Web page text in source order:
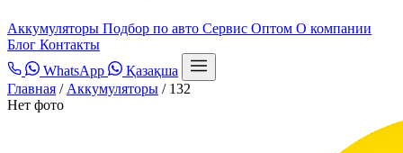
Аккумуляторы Подбор по авто Сервис Оптом О компании
Блог Контакты
WhatsApp
Қазақша
Главная / Аккумуляторы / 132
Нет фото